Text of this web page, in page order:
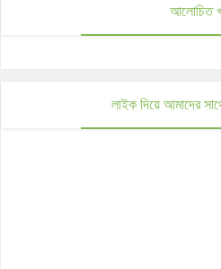
আলোচিত
লাইক দিয়ে আমাদের